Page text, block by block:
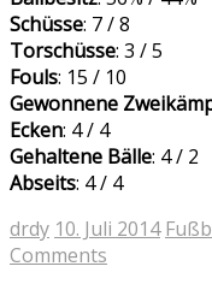
Schüsse: 7 / 8
Torschüsse: 3 / 5
Fouls: 15 / 10
Gewonnene
Ecken: 4 / 4
Gehaltene Bälle: 4 / 2
Abseits: 4 / 4
drdy 10. Juli 2014
Comments